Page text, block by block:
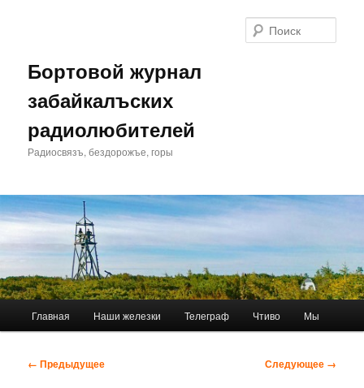
Бортовой журнал
забайкалъских
радиолюбителей
Радиосвязъ, бездорожъе, горы
Главная Наши железки Телеграф Чтиво Мы
Навигация
← Предыдущее Следующее →